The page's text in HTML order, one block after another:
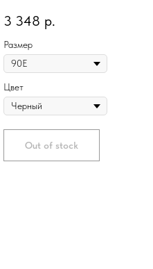
3 348 р.
Размер
Цвет
Out of stock